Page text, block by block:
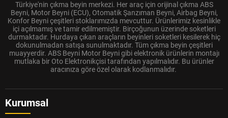
Türkiye'nin çıkma beyin merkezi. Her araç için orijinal çıkma ABS
Beyni, Motor Beyni (ECU), Otomatik Şanzıman Beyni, Airbag Beyni,
Konfor Beyni çeşitleri stoklarımızda mevcuttur. Ürünlerimiz kesinlikle
içi açılmamış ve tamir edilmemiştir. Birçoğunun üzerinde soketleri
durmaktadır. Hurdaya çıkan araçların beyinleri soketleri kesilerek hiç
dokunulmadan satışa sunulmaktadır. Tüm çıkma beyin çeşitleri
muayyerdir. ABS Beyni Motor Beyni gibi elektronik ürünlerin montajı
mutlaka bir Oto Elektronikçisi tarafından yapılmalıdır. Bu ürünler
aracınıza göre özel olarak kodlanmalıdır.
Kurumsal